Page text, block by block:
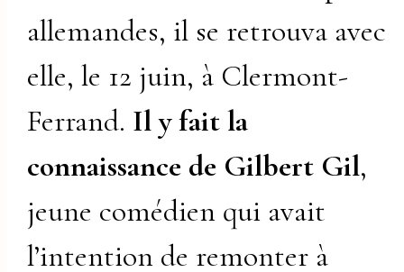
allemandes, il se retrouva avec
elle, le 12 juin, à Clermont-
Ferrand. Il y fait la
connaissance de Gilbert Gil,
jeune comédien qui avait
l’intention de remonter à